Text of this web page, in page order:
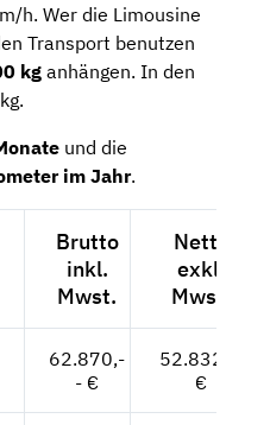
h. Wer die Limousine
Transport benutzen
kg anhängen. In den
und die
im Jahr.
Brutto
inkl.
Mwst.
Netto
exkl.
Mwst.
62.870,-
- €
52.832,--
€